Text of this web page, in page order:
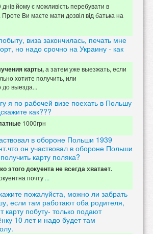
днів йому є можливість перебувати в
Проте Ви маєте мати дозвіл від батька на
виза закончилась, печать мне
но надо срочно на Украину - как
карты,а затем уже выезжать, если
хотите получить, или
выезда...
я по рабочей визе поехать в Польшу
как???
1000грн
в обороне Польши 1939
он участвовал в обороне Польши
карту поляка?
этого докуента не всегда хватает.
почту ...
пожалуйста, можно ли забрать
если там работают оба родителя,
побуту- только подают
10 лет и надо будет там